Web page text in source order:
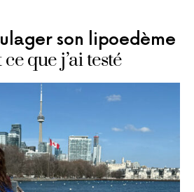
son lipoedème
que j’ai testé